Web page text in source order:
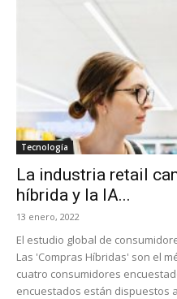
Tecnología
La industria retail
híbrida y la IA...
13 enero, 2022
El estudio global de
Las 'Compras Híbridas' son el
cuatro consumidores
encuestados están dispuestos